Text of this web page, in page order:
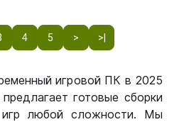
4 5 > >|
игровой ПК в 2025
готовые сборки
любой сложности. Мы